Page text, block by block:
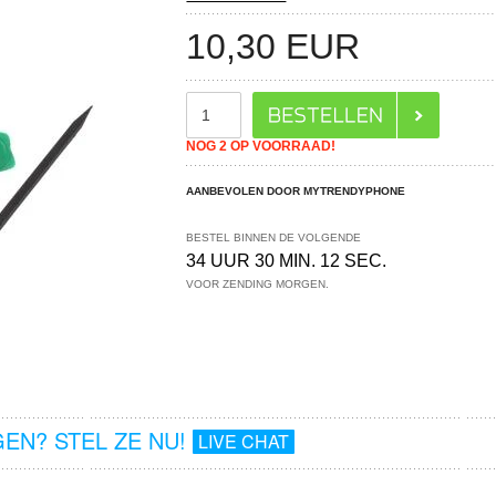
10,30 EUR
NOG 2 OP VOORRAAD!
AANBEVOLEN DOOR MYTRENDYPHONE
BESTEL BINNEN DE VOLGENDE
34 UUR 30 MIN. 12 SEC.
VOOR ZENDING MORGEN.
STEL ZE NU! LIVE CHAT